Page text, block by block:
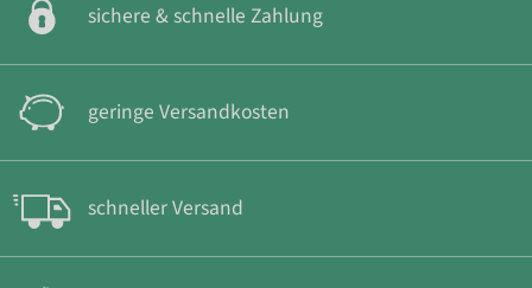
sichere & schnelle Zahlung
geringe Versandkosten
schneller Versand